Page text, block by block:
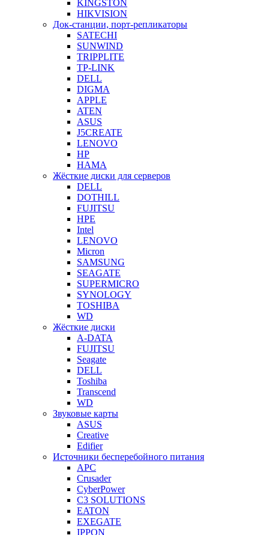
KINGSTON
HIKVISION
Док-станции, порт-репликаторы
SATECHI
SUNWIND
TRIPPLITE
TP-LINK
DELL
DIGMA
APPLE
ATEN
ASUS
J5CREATE
LENOVO
HP
HAMA
Жёсткие диски для серверов
DELL
DOTHILL
FUJITSU
HPE
Intel
LENOVO
Micron
SAMSUNG
SEAGATE
SUPERMICRO
SYNOLOGY
TOSHIBA
WD
Жёсткие диски
A-DATA
FUJITSU
Seagate
DELL
Toshiba
Transcend
WD
Звуковые карты
ASUS
Creative
Edifier
Источники бесперебойного питания
APC
Crusader
CyberPower
C3 SOLUTIONS
EATON
EXEGATE
IPPON